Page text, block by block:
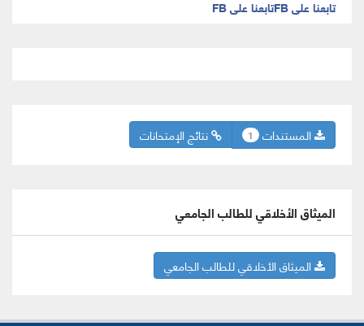
تابعنا على FB تابعنا على FB
نتائج الإمتحانات المستندات 1
الميثاق الأخلاقي للطالب الجامعي
الميثاق الأخلاقي للطالب الجامعي